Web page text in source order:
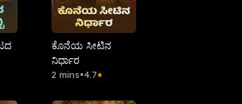
ಕೊನೆಯ ಸೀಟಿನ
ನಿರ್ಧಾರ
2 mins•4.7★